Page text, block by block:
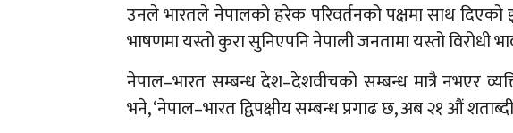
उनले भारतले नेपालको हरेक परिवर्तनको पक्षमा साथ दिएको
भाषणमा यस्तो कुरा सुनिएपनि नेपाली जनतामा यस्तो विरोधी
नेपाल–भारत सम्बन्ध देश–देशवीचको सम्बन्ध मात्रै नभएर
भने, ‘नेपाल–भारत द्विपक्षीय सम्बन्ध प्रगाढ छ, अब २१ औं